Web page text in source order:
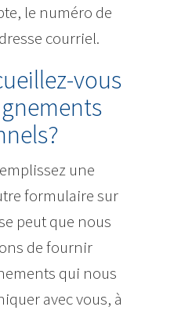
le numéro de
courriel.
vous
une
formulaire sur
peut que nous
de fournir
qui nous
avec vous, à